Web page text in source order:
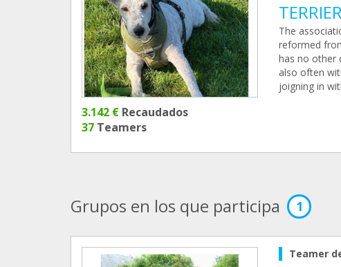
3.142 € Recaudados
37 Teamers
The
reformed
has no other
also often
joigning in
Grupos en los que participa 1
Teamer